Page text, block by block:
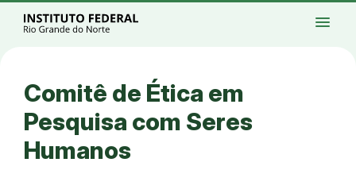
Ir para a página inicial
Ir para a busca
Alto contraste
Login da Área Administrativa
Acessibilidade
menu
Comitê de Ética em
Pesquisa com Seres
Humanos